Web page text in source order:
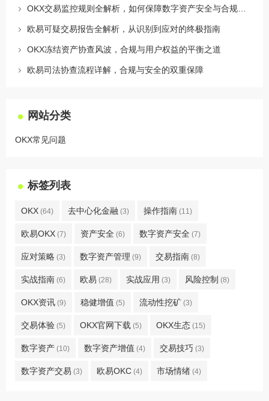
欧易可疑交易报告全解析，从识别到应对的终极指南
OKX冻结资产协查风波，合规与用户权益的平衡之道
欧易司法协查流程详解，合规与安全的双重保障
网站分类
OKX常见问题
标签列表
OKX (64) 去中心化金融 (3) 操作指南 (11)
欧易OKX (7) 资产安全 (6) 数字资产安全 (7)
应对策略 (3) 数字资产管理 (9) 交易指南 (8)
实战指南 (6) 欧易 (28) 实战应用 (3) 风险控制 (8)
OKX资讯 (9) 稳健增值 (5) 流动性挖矿 (3)
交易体验 (5) OKX官网下载 (5) OKX生态 (15)
数字资产 (10) 数字资产增值 (4) 交易技巧 (3)
数字资产交易 (3) 欧易OKC (4) 市场情绪 (4)